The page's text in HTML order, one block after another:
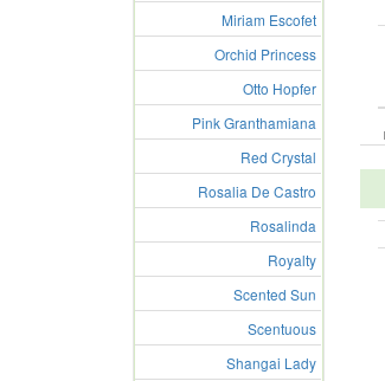
Miriam Escofet
Orchid Princess
Otto Hopfer
Pink Granthamiana
Red Crystal
Rosalia De Castro
Rosalinda
Royalty
Scented Sun
Scentuous
Shangai Lady
01